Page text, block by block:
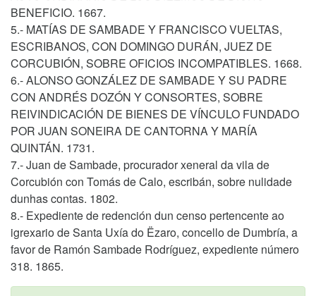
BENEFICIO. 1667.
5.- MATÍAS DE SAMBADE Y FRANCISCO VUELTAS,
ESCRIBANOS, CON DOMINGO DURÁN, JUEZ DE
CORCUBIÓN, SOBRE OFICIOS INCOMPATIBLES. 1668.
6.- ALONSO GONZÁLEZ DE SAMBADE Y SU PADRE
CON ANDRÉS DOZÓN Y CONSORTES, SOBRE
REIVINDICACIÓN DE BIENES DE VÍNCULO FUNDADO
POR JUAN SONEIRA DE CANTORNA Y MARÍA
QUINTÁN. 1731.
7.- Juan de Sambade, procurador xeneral da vila de
Corcubión con Tomás de Calo, escribán, sobre nulidade
dunhas contas. 1802.
8.- Expediente de redención dun censo pertencente ao
igrexario de Santa Uxía do Ëzaro, concello de Dumbría, a
favor de Ramón Sambade Rodríguez, expediente número
318. 1865.